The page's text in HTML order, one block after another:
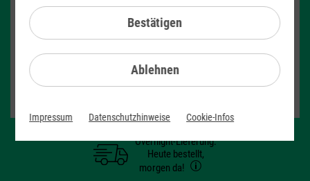
24,99 €
Einmaliger Gerätepreisab: 1,– €
Gerät auswählen
Overnight-Lieferung:
Heute bestellt,
morgen da!
Ablehnen
Bestätigen
Impressum Datenschutzhinweise Cookie-Infos